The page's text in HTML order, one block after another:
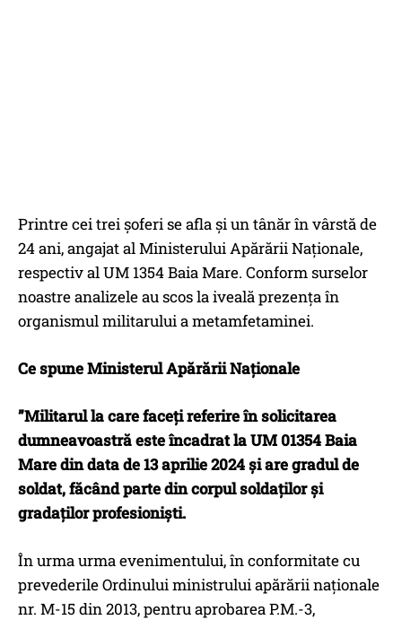
Printre cei trei șoferi se afla și un tânăr în vârstă de
24 ani, angajat al Ministerului Apărării Naționale,
respectiv al UM 1354 Baia Mare. Conform surselor
noastre analizele au scos la iveală prezența în
organismul militarului a metamfetaminei.
Ce spune Ministerul Apărării Naționale
”Militarul la care faceți referire în solicitarea
dumneavoastră este încadrat la UM 01354 Baia
Mare din data de 13 aprilie 2024 și are gradul de
soldat, făcând parte din corpul soldaților și
gradaților profesioniști.
În urma urma evenimentului, în conformitate cu
prevederile Ordinului ministrului apărării naționale
nr. M-15 din 2013, pentru aprobarea P.M.-3,